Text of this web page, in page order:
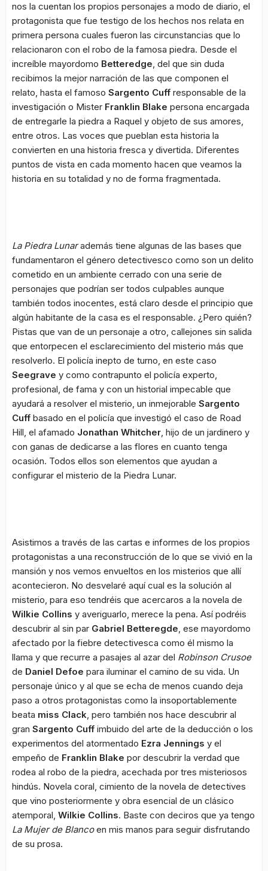
nos la cuentan los propios personajes a modo de diario, el
protagonista que fue testigo de los hechos nos relata en
primera persona cuales fueron las circunstancias que lo
relacionaron con el robo de la famosa piedra. Desde el
increíble mayordomo Betteredge, del que sin duda
recibimos la mejor narración de las que componen el
relato, hasta el famoso Sargento Cuff responsable de la
investigación o Mister Franklin Blake persona encargada
de entregarle la piedra a Raquel y objeto de sus amores,
entre otros. Las voces que pueblan esta historia la
convierten en una historia fresca y divertida. Diferentes
puntos de vista en cada momento hacen que veamos la
historia en su totalidad y no de forma fragmentada.
La Piedra Lunarademás tiene algunas de las bases que
fundamentaron el género detectivesco como son un delito
cometido en un ambiente cerrado con una serie de
personajes que podrían ser todos culpables aunque
también todos inocentes, está claro desde el principio que
algún habitante de la casa es el responsable. ¿Pero quién?
Pistas que van de un personaje a otro, callejones sin salida
que entorpecen el esclarecimiento del misterio más que
resolverlo. El policía inepto de turno, en este caso
Seegrave y como contrapunto el policía experto,
profesional, de fama y con un historial impecable que
ayudará a resolver el misterio, un inmejorable Sargento
Cuff basado en el policía que investigó el caso de Road
Hill, el afamado Jonathan Whitcher, hijo de un jardinero y
con ganas de dedicarse a las flores en cuanto tenga
ocasión. Todos ellos son elementos que ayudan a
configurar el misterio de la Piedra Lunar.
Asistimos a través de las cartas e informes de los propios
protagonistas a una reconstrucción de lo que se vivió en la
mansión y nos vemos envueltos en los misterios que allí
acontecieron. No desvelaré aquí cual es la solución al
misterio, para eso tendréis que acercaros a la novela de
Wilkie Collins y averiguarlo, merece la pena. Así podréis
descubrir al sin par Gabriel Betteregde, ese mayordomo
afectado por la fiebre detectivesca como él mismo la
llama y que recurre a pasajes al azar del Robinson Crusoe
de Daniel Defoe para iluminar el camino de su vida. Un
personaje único y al que se echa de menos cuando deja
paso a otros protagonistas como la insoportablemente
beata miss Clack, pero también nos hace descubrir al
gran Sargento Cuff imbuido del arte de la deducción o los
experimentos del atormentado Ezra Jennings y el
empeño de Franklin Blake por descubrir la verdad que
rodea al robo de la piedra, acechada por tres misteriosos
hindús. Novela coral, cimiento de la novela de detectives
que vino posteriormente y obra esencial de un clásico
atemporal, Wilkie Collins. Baste con deciros que ya tengo
La Mujer de Blancoen mis manos para seguir disfrutando
de su prosa.